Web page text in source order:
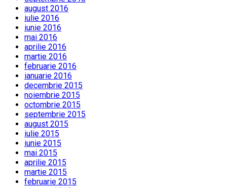
august 2016
iulie 2016
iunie 2016
mai 2016
aprilie 2016
martie 2016
februarie 2016
ianuarie 2016
decembrie 2015
noiembrie 2015
octombrie 2015
septembrie 2015
august 2015
iulie 2015
iunie 2015
mai 2015
aprilie 2015
martie 2015
februarie 2015